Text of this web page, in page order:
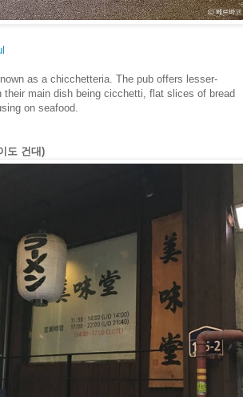
as a chicchetteria. The pub offers lesser-
main dish being cicchetti, flat slices of bread
on seafood.
도 건대)